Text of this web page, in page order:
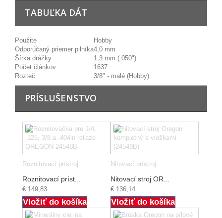
TABUĽKA DÁT
Použite
Hobby
Odporúčaný priemer pilníka4,0 mm
Šírka drážky
1,3 mm (.050")
Počet článkov
1637
Rozteč
3/8" - malé (Hobby)
PRÍSLUŠENSTVO
Roznitovací prístroj...
Roznitovací príst...
€ 149,83
Vložiť do košíka
Nitovací prístroj...
Nitovací stroj OR...
€ 136,14
Vložiť do košíka